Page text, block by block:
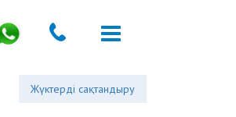
Жүктерді сақтандыру